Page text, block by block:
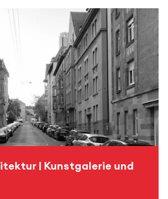
| Kunstgalerie und